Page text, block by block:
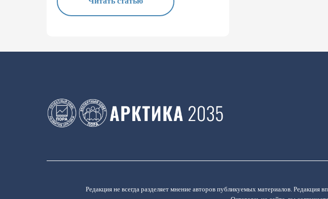
Редакция не всегда разделяет мнение авторов публикуемых материалов.